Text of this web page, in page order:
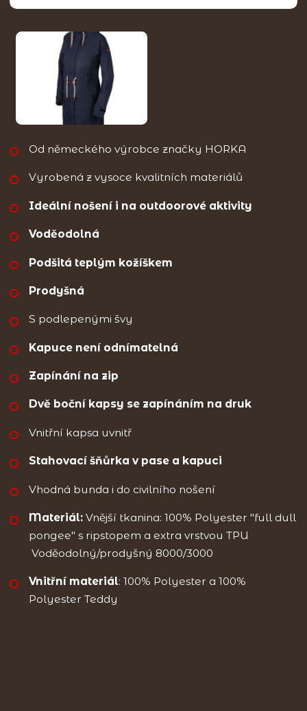
Od německého výrobce značky HORKA
Vyrobená z vysoce kvalitních materiálů
Ideální nošení i na outdoorové aktivity
Voděodolná
Podšitá teplým kožíškem
Prodyšná
S podlepenými švy
Kapuce není odnímatelná
Zapínání na zip
Dvě boční kapsy se zapínáním na druk
Vnitřní kapsa uvnitř
Stahovací šňůrka v pase a kapuci
Vhodná bunda i do civilního nošení
Materiál: Vnější tkanina: 100% Polyester "full dull
pongee" s ripstopem a extra vrstvou TPU
Voděodolný/prodyšný 8000/3000
Vnitřní materiál: 100% Polyester a 100%
Polyester Teddy